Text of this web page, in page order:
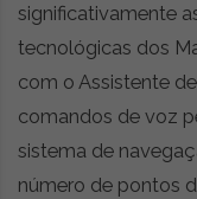
significativamente
tecnológicas dos
com o Assistente
comandos de voz
sistema de
número de pontos